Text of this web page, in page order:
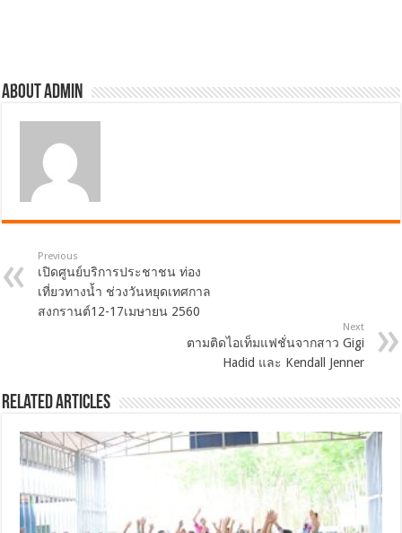
About admin
Previous
เปิดศูนย์บริการประชาชน ท่อง
เที่ยวทางน้ำ ช่วงวันหยุดเทศกาล
สงกรานต์12-17เมษายน 2560
Next
ตามติดไอเท็มแฟชั่นจากสาว Gigi
Hadid และ Kendall Jenner
Related Articles